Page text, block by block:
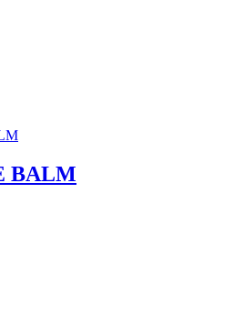
BALM